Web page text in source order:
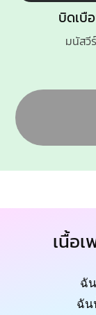
บิดเบื
มนัสวีร์
เนื้อ
ฉั
ฉัน